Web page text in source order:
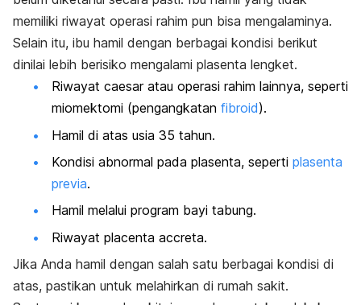
memiliki riwayat operasi rahim pun bisa mengalaminya.
Selain itu, ibu hamil dengan berbagai kondisi berikut
dinilai lebih berisiko mengalami plasenta lengket.
Riwayat caesaratau operasi rahim lainnya, seperti
miomektomi (pengangkatan fibroid).
Hamil di atas usia 35 tahun.
Kondisi abnormal pada plasenta, seperti plasenta
previa.
Hamil melalui program bayi tabung.
Riwayat placenta accreta.
Jika Anda hamil dengan salah satu berbagai kondisi di
atas, pastikan untuk melahirkan di rumah sakit.